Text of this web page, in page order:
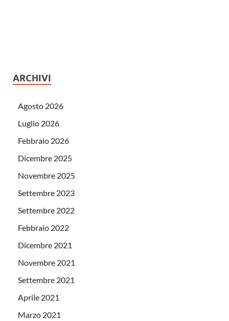
ARCHIVI
Agosto 2026
Luglio 2026
Febbraio 2026
Dicembre 2025
Novembre 2025
Settembre 2023
Settembre 2022
Febbraio 2022
Dicembre 2021
Novembre 2021
Settembre 2021
Aprile 2021
Marzo 2021